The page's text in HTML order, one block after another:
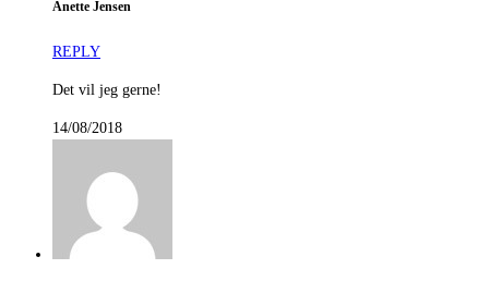
Anette Jensen
REPLY
Det vil jeg gerne!
14/08/2018